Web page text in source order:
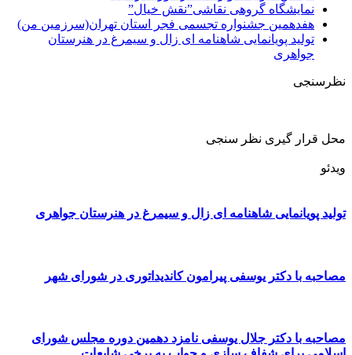
نمایشگاه گروهی نقاشی”نقش خیال”
هفدهمین جشنواره تجسمی فجر استان تهران(سرزمین من)
تولید پویانمایی شاهنامه ای زال و سیمرغ در هنرستان
جواهری
نظرسنجی
محل قرار گیری نظر سنجی
ویدئو
تولید پویانمایی شاهنامه ای زال و سیمرغ در هنرستان جواهری
مصاحبه با دکتر یوسفی پیرامون کاندیداتوری در شورای شهر
مصاحبه با دکتر جلال یوسفی نامزد دهمین دوره مجلس شورای